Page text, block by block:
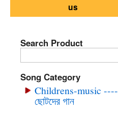
us
Search Product
Song Category
Childrens-music ----
ছোটদের গান